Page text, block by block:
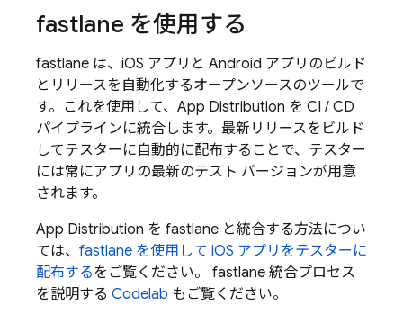
fastlane を使用する
fastlane は、iOS アプリと Android アプリのビルド
とリリースを自動化するオープンソースのツールで
す。これを使用して、 App Distribution を CI / CD
パイプラインに統合します。最新リリースをビルド
してテスターに自動的に配布することで、テスター
には常にアプリの最新のテスト バージョンが用意
されます。
App Distribution を fastlane と統合する方法につい
ては、 fastlane を使用して iOS アプリをテスターに
配布するをご覧ください。 fastlane 統合プロセス
を説明する Codelab もご覧ください。